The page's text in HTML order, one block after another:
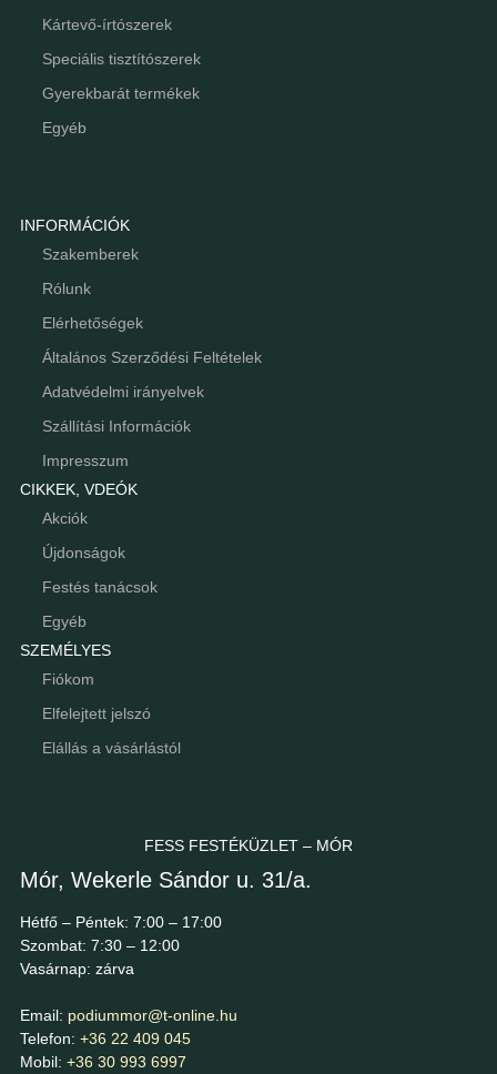
Kártevő-írtószerek
Speciális tisztítószerek
Gyerekbarát termékek
Egyéb
INFORMÁCIÓK
Szakemberek
Rólunk
Elérhetőségek
Általános Szerződési Feltételek
Adatvédelmi irányelvek
Szállítási Információk
Impresszum
CIKKEK, VDEÓK
Akciók
Újdonságok
Festés tanácsok
Egyéb
SZEMÉLYES
Fiókom
Elfelejtett jelszó
Elállás a vásárlástól
FESS FESTÉKÜZLET – MÓR
Mór, Wekerle Sándor u. 31/a.
Hétfő – Péntek: 7:00 – 17:00
Szombat: 7:30 – 12:00
Vasárnap: zárva
Email: podiummor@t-online.hu
Telefon: +36 22 409 045
Mobil: +36 30 993 6997